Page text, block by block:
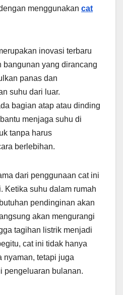
menggunakan cat
inovasi terbaru
yang dirancang
panas dan
suhu dari luar.
bagian atap atau dinding
menjaga suhu di
tanpa harus
berlebihan.
dari penggunaan cat ini
Ketika suhu dalam rumah
pendinginan akan
akan mengurangi
tagihan listrik menjadi
cat ini tidak hanya
nyaman, tetapi juga
pengeluaran bulanan.